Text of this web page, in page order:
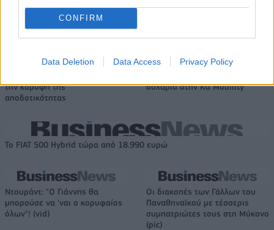
CONFIRM
Data Deletion Data Access Privacy Policy
IAB Hellas: Νέα Διοικούσα Επιτροπή και νέο Διοικητικό Συμβούλιο -
Πρόεδρος ο Γαληνός Γιαγλής
την κορυφή της
αποδοτικότητας
δολάρια στην KG Mobility
Το FIAT 500 Hybrid τώρα από 18.990 ευρώ
Ντουράντ: "Ο Γιάννης θα
μπορούσε να 'ναι ο κορυφαίος
όλων"! (vid)
Οι διακοπές των Γάλλων του
Παναθηναϊκού με τέσσερις
συμπατριώτες τους στη Μύκονο
(pic)